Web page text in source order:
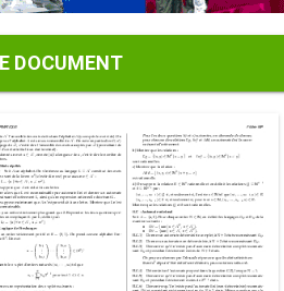
DOCUMENT